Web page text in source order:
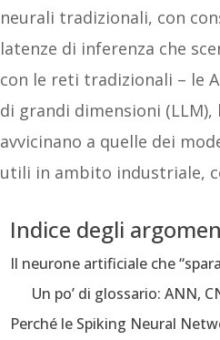
neurali tradizionali, con
latenze di inferenza che
con le reti tradizionali – le
di grandi dimensioni
avvicinano a quelle dei
utili in ambito industriale,
Indice degli
Il neurone artificiale che
Un po’ di glossario: ANN,
Perché le Spiking Neural